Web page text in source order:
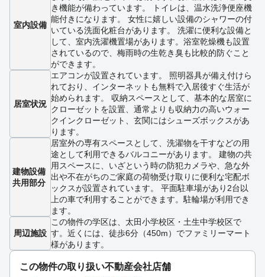
室内設備
き機能が備わっています。 トイレは、温水洗浄便座機
能付きになります。 女性に嬉しい設備のシャワーの付
いている洗面化粧台があります。 洗濯に便利な設備と
して、室内洗濯機置場があります。浴室乾燥機も設置
されているので、梅雨時の生乾き臭も比較的防ぐこと
ができます。
居室状況
エアコンが設置されています。 照明器具が備え付けら
れており、インターネットも無料で入居後すぐ生活が
始められます。 収納スペースとして、基本的な居室に
クローゼットを設置、通常よりも収納力の高いウォー
クインクローゼット、玄関にはシューズボックスがあ
ります。
建物設備
共用部分
居室外の専有スペースとして、洗濯物を干すなどの用
途として利用できるバルコニーがあります。 建物の共
用スペースに、いざという時の防犯カメラや、急な外
出や不在がちのご家庭の荷物受け取りに便利な宅配ボ
ックスが設置されています。 平面駐車場があり2台以
上の車で利用することができます。駐輪場が利用でき
ます。
周辺施設
この物件の学区は、太田小学校区・土生中学校区で
す。近くには、徒歩6分（450m）でファミリーマート
様があります。
この物件の取り扱い不動産会社店舗